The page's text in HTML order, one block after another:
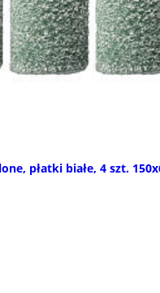
płatki białe, 4 szt.